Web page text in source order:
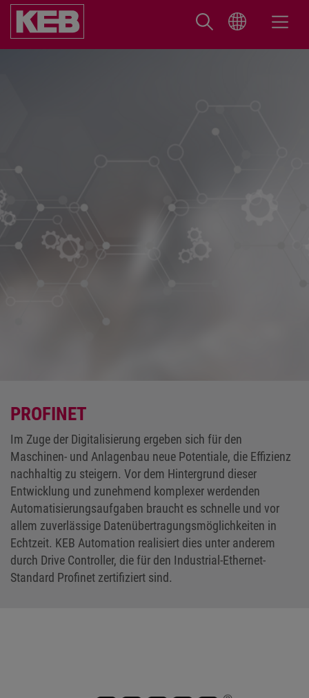
PROFINET
Im Zuge der Digitalisierung ergeben sich für den
Maschinen- und Anlagenbau neue Potentiale, die Effizienz
nachhaltig zu steigern. Vor dem Hintergrund dieser
Entwicklung und zunehmend komplexer werdenden
Automatisierungsaufgaben braucht es schnelle und vor
allem zuverlässige Datenübertragungsmöglichkeiten in
Echtzeit. KEB Automation realisiert dies unter anderem
durch Drive Controller, die für den Industrial-Ethernet-
Standard Profinet zertifiziert sind.